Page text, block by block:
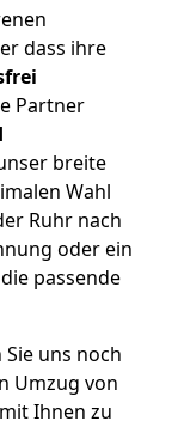
dass ihre
Partner
breite
Wahl
Ruhr nach
oder ein
passende
uns noch
Umzug von
Ihnen zu